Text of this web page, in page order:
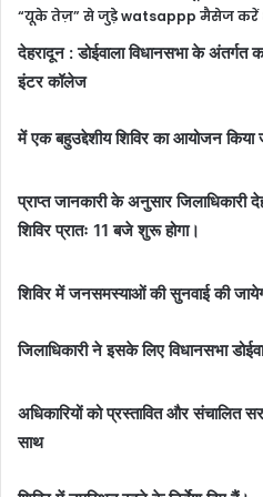
“यूके तेज़” से जुड़े watsappp मैसेज करें
देहरादून : डोईवाला विधानसभा के अंतर्गत
इंटर कॉलेज
में एक बहुउद्देशीय शिविर का आयोजन किया
प्राप्त जानकारी के अनुसार जिलाधिकारी
शिविर प्रातः 11 बजे शुरू होगा।
शिविर में जनसमस्याओं की सुनवाई की
जिलाधिकारी ने इसके लिए विधानसभा
अधिकारियों कोप्रस्तावित और संचालित
साथ